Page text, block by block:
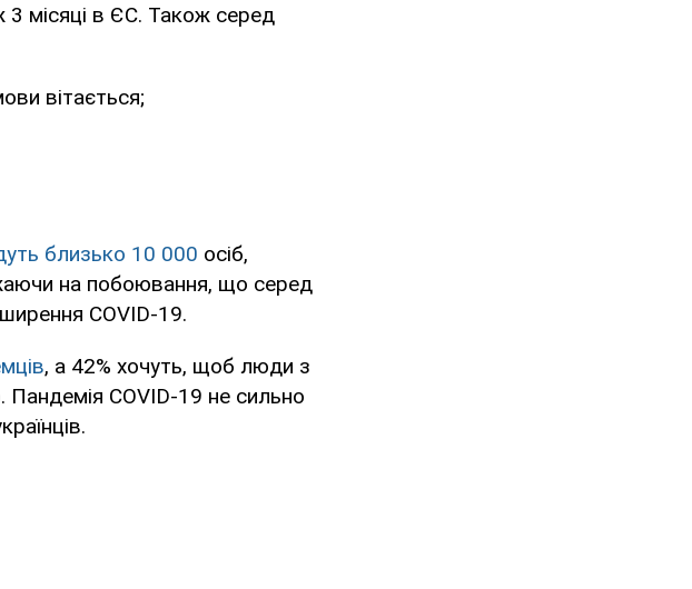
3 місяці в ЄС. Також серед
вітається;
близько 10 000 осіб,
на побоювання, що серед
COVID-19.
, а 42% хочуть, щоб люди з
COVID-19 не сильно